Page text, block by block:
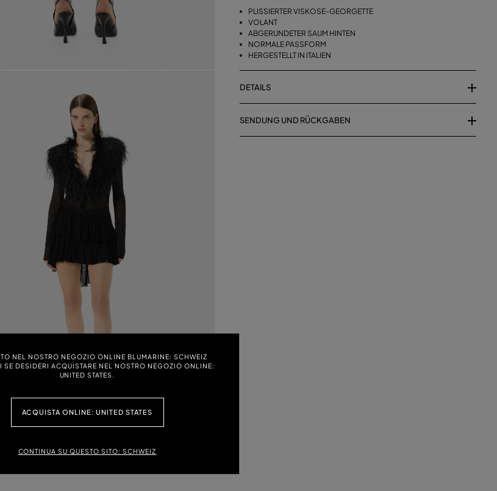
NEL NOSTRO NEGOZIO ONLINE BLUMARINE: SCHWEIZ
SE DESIDERI ACQUISTARE NEL NOSTRO NEGOZIO ONLINE:
UNITED STATES.
ACQUISTA ONLINE: UNITED STATES
CONTINUA SU QUESTO SITO: SCHWEIZ
PLISSIERTER VISKOSE-GEORGETTE
VOLANT
ABGERUNDETER SAUM HINTEN
NORMALE PASSFORM
HERGESTELLT IN ITALIEN
DETAILS
SENDUNG UND RÜCKGABEN